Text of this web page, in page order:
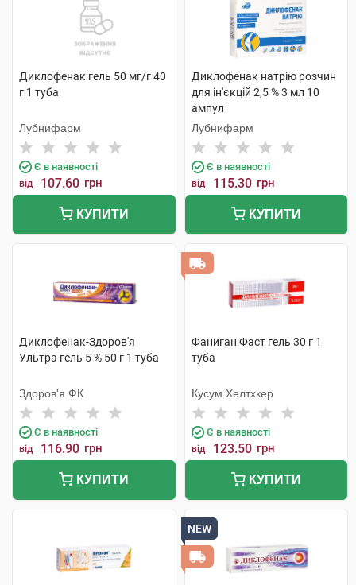
Диклофенак гель 50 мг/г 40
г 1 туба
Лубнифарм
Є в наявності
від 107.60 грн
КУПИТИ
Диклофенак натрію розчин
для ін'єкцій 2,5 % 3 мл 10
ампул
Лубнифарм
Є в наявності
від 115.30 грн
КУПИТИ
Диклофенак-Здоров'я
Ультра гель 5 % 50 г 1 туба
Здоров'я ФК
Є в наявності
від 116.90 грн
КУПИТИ
Фаниган Фаст гель 30 г 1
туба
Кусум Хелтхкер
Є в наявності
від 123.50 грн
КУПИТИ
NEW